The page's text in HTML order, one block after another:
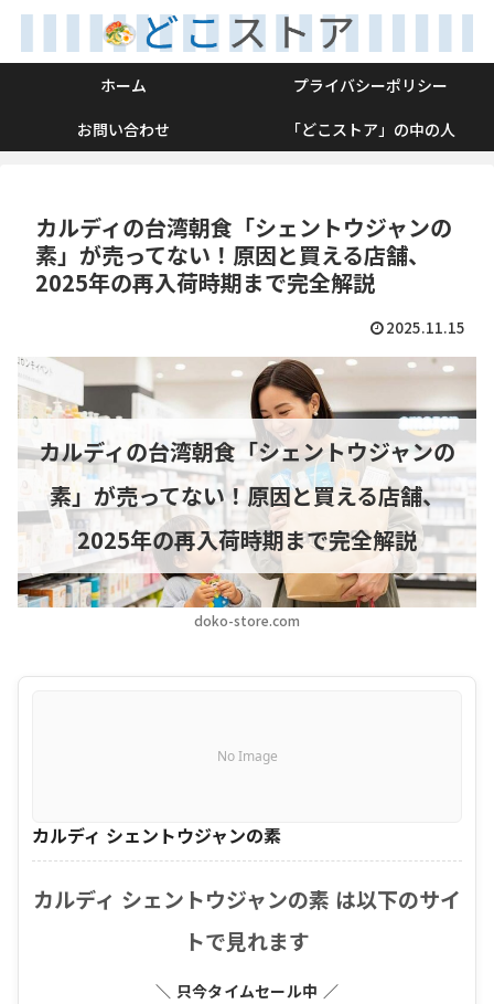
ホーム
プライバシーポリシー
お問い合わせ
「どこストア」の中の人
カルディの台湾朝食「シェントウジャンの
素」が売ってない！原因と買える店舗、
2025年の再入荷時期まで完全解説
2025.11.15
doko-store.com
カルディの台湾朝食「シェントウジャンの
素」が売ってない！原因と買える店舗、
2025年の再入荷時期まで完全解説
No Image
カルディ シェントウジャンの素
カルディ シェントウジャンの素 は以下のサイ
トで見れます
＼ 只今タイムセール中 ／